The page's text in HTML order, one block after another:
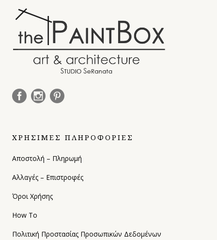
ΧΡΗΣΙΜΕΣ ΠΛΗΡΟΦΟΡΙΕΣ
Αποστολή – Πληρωμή
Αλλαγές – Επιστροφές
Όροι Χρήσης
How To
Πολιτική Προστασίας Προσωπικών Δεδομένων